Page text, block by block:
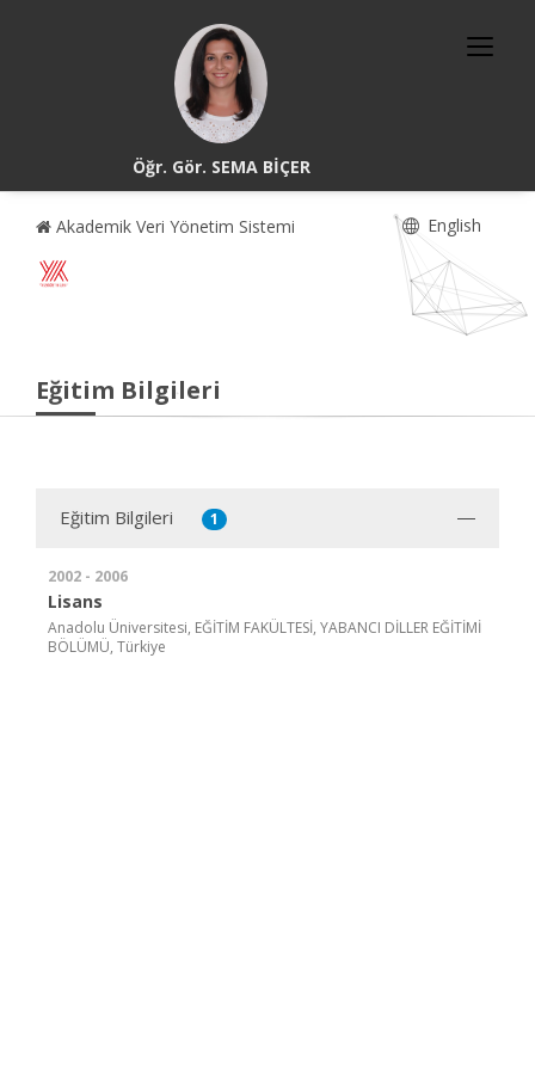
Öğr. Gör. SEMA BİÇER
Akademik Veri Yönetim Sistemi English
Eğitim Bilgileri
Eğitim Bilgileri 1
2002 - 2006
Lisans
Anadolu Üniversitesi, EĞİTİM FAKÜLTESİ, YABANCI DİLLER EĞİTİMİ
BÖLÜMÜ, Türkiye